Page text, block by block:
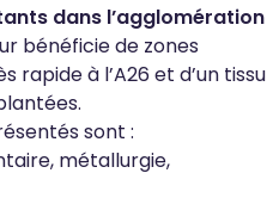
dans l’agglomération
bénéficie de zones
rapide à l’A26 et d’un tissu
sont :
métallurgie,